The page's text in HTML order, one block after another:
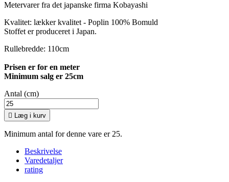
Metervarer fra det japanske firma Kobayashi
Kvalitet: lækker kvalitet - Poplin 100% Bomuld
Stoffet er produceret i Japan.
Rullebredde: 110cm
Prisen er for en meter
Minimum salg er 25cm
Antal (cm)
 Læg i kurv
Minimum antal for denne vare er 25.
Beskrivelse
Varedetaljer
rating